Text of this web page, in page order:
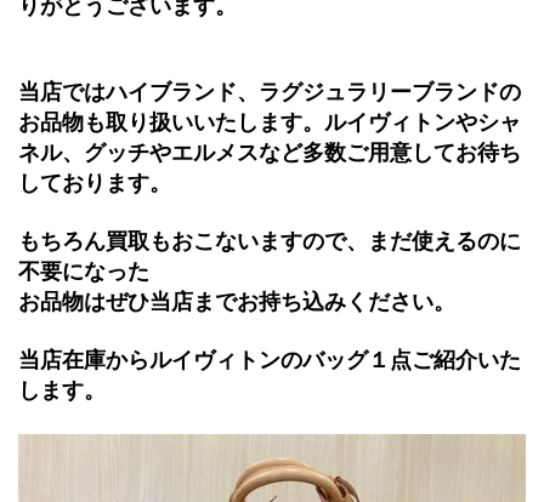
りがとうございます。
当店ではハイブランド、ラグジュラリーブランドの
お品物も取り扱いいたします。ルイヴィトンやシャ
ネル、グッチやエルメスなど多数ご用意してお待ち
しております。
もちろん買取もおこないますので、まだ使えるのに
不要になった
お品物はぜひ当店までお持ち込みください。
当店在庫からルイヴィトンのバッグ１点ご紹介いた
します。